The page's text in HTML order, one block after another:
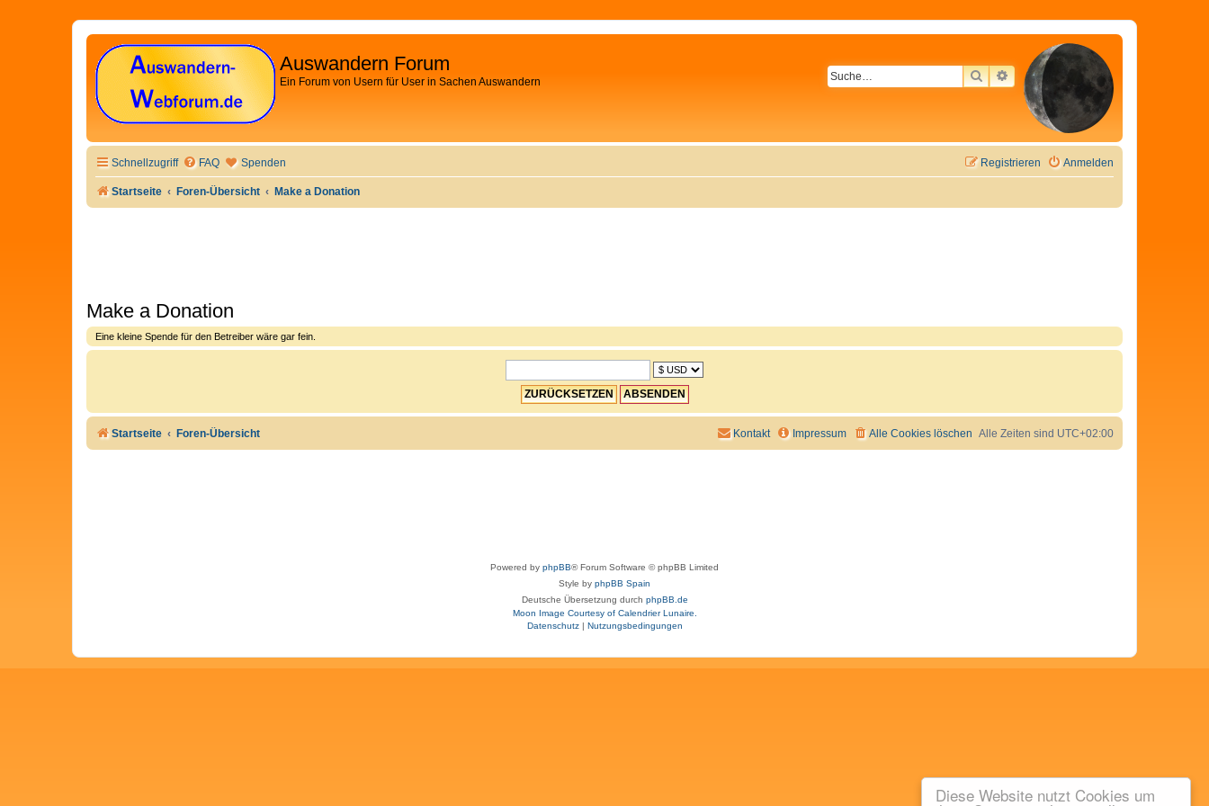
Diese Website nutzt Cookies um
Auswandern Forum
Ein Forum von Usern für User in Sachen Auswandern SUCHEERWEITERTE SUCHE
Schnellzugriff FAQ Spenden Anmelden
Registrieren
Startseite Foren-Übersicht Make a Donation
Make a Donation
Eine kleine Spende für den Betreiber wäre gar fein.
Startseite Foren-Übersicht Alle Zeiten sind UTC+02:00
Alle Cookies löschen
Impressum
Kontakt
Powered by phpBB® Forum Software © phpBB Limited
Style by phpBB Spain
Deutsche Übersetzung durch phpBB.de
Moon Image Courtesy of Calendrier Lunaire.
Datenschutz| Nutzungsbedingungen